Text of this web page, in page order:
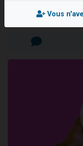
Mis en ligne le
Vous